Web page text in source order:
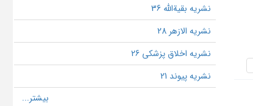
نشریه بقیةالله 36
نشریه الازهر 28
نشریه اخلاق پزشکی 26
نشریه پیوند 21